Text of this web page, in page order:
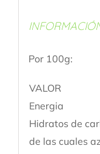
Por 100g:
VALOR
Energia
Hidratos de
de las cuales